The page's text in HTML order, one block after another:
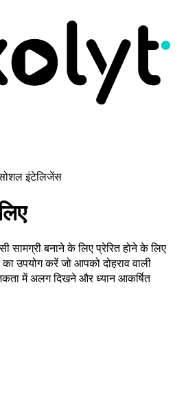
इंटेलिजेंस
बनाने के लिए प्रेरित होने के लिए
उपयोग करें जो आपको दोहराव वाली
में अलग दिखने और ध्यान आकर्षित